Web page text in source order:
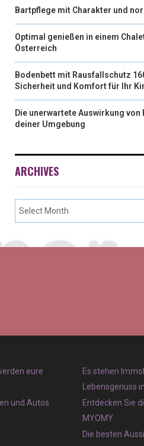
Bartpflege mit Charakter und
Optimal genießen in einem
Österreich
Bodenbett mit Rausfallschutz
Sicherheit und Komfort für Ihr
Die unerwartete Auswirkung von
deiner Umgebung
ARCHIVES
eure
und Autos
Es stehen
Lebensgenuss
Entdecken Sie
MYOMY
Die besten